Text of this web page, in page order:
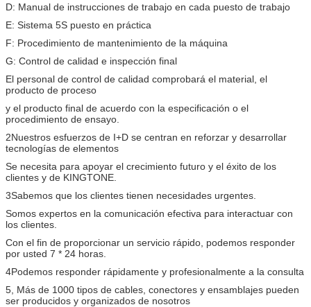
D: Manual de instrucciones de trabajo en cada puesto de trabajo
E: Sistema 5S puesto en práctica
F: Procedimiento de mantenimiento de la máquina
G: Control de calidad e inspección final
El personal de control de calidad comprobará el material, el
producto de proceso
y el producto final de acuerdo con la especificación o el
procedimiento de ensayo.
2Nuestros esfuerzos de I+D se centran en reforzar y desarrollar
tecnologías de elementos
Se necesita para apoyar el crecimiento futuro y el éxito de los
clientes y de KINGTONE.
3Sabemos que los clientes tienen necesidades urgentes.
Somos expertos en la comunicación efectiva para interactuar con
los clientes.
Con el fin de proporcionar un servicio rápido, podemos responder
por usted 7 * 24 horas.
4Podemos responder rápidamente y profesionalmente a la consulta
5, Más de 1000 tipos de cables, conectores y ensamblajes pueden
ser producidos y organizados de nosotros